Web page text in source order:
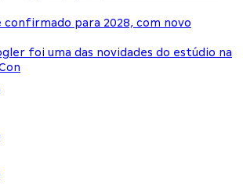
confirmado para 2028, com novo
foi uma das novidades do estúdio na